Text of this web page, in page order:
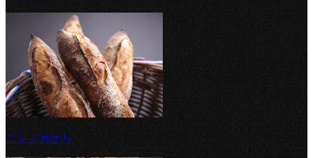
ニシノカオリ